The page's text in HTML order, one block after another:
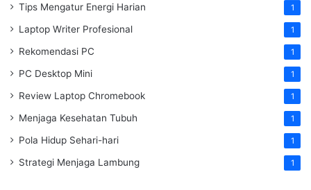
Tips Mengatur Energi Harian 1
Laptop Writer Profesional 1
Rekomendasi PC 1
PC Desktop Mini 1
Review Laptop Chromebook 1
Menjaga Kesehatan Tubuh 1
Pola Hidup Sehari-hari 1
Strategi Menjaga Lambung 1